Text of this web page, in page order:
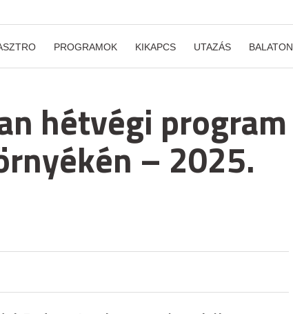
PROGRAMOK KIKAPCS UTAZÁS BALATON
hétvégi program
– 2025.